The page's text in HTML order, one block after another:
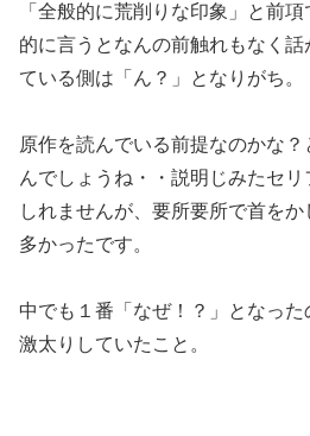
「全般的に荒削りな印象」と前
的に言うとなんの前触れもなく
ている側は「ん？」となりがち。
原作を読んでいる前提なのかな
んでしょうね・・説明じみたセ
しれませんが、要所要所で首を
多かったです。
中でも１番「なぜ！？」となった
激太りしていたこと。